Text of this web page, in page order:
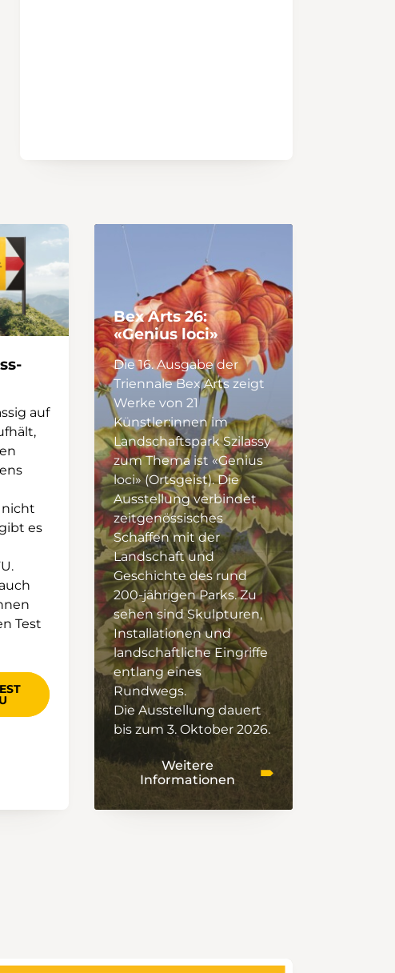
auf
nicht
es
Test
Bex Arts 26:
«Genius loci»
Die 16. Ausgabe der
Triennale Bex Arts zeigt
Werke von 21
Künstler:innen im
Landschaftspark Szilassy
zum Thema ist «Genius
loci» (Ortsgeist). Die
Ausstellung verbindet
zeitgenössisches
Schaffen mit der
Landschaft und
Geschichte des rund
200-jährigen Parks. Zu
sehen sind Skulpturen,
Installationen und
landschaftliche Eingriffe
entlang eines
Rundwegs.
Die Ausstellung dauert
bis zum 3. Oktober 2026.
Weitere
Informationen